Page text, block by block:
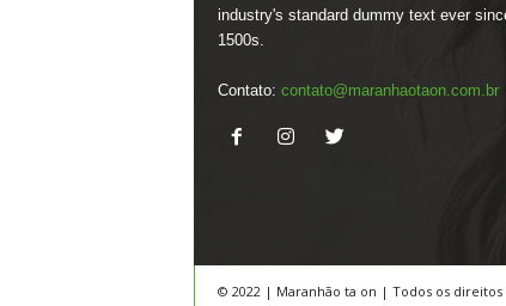
industry's standard dummy text ever
1500s.
Contato: contato@maranhaotaon.com.br
© 2022 | Maranhão ta on | Todos os direitos